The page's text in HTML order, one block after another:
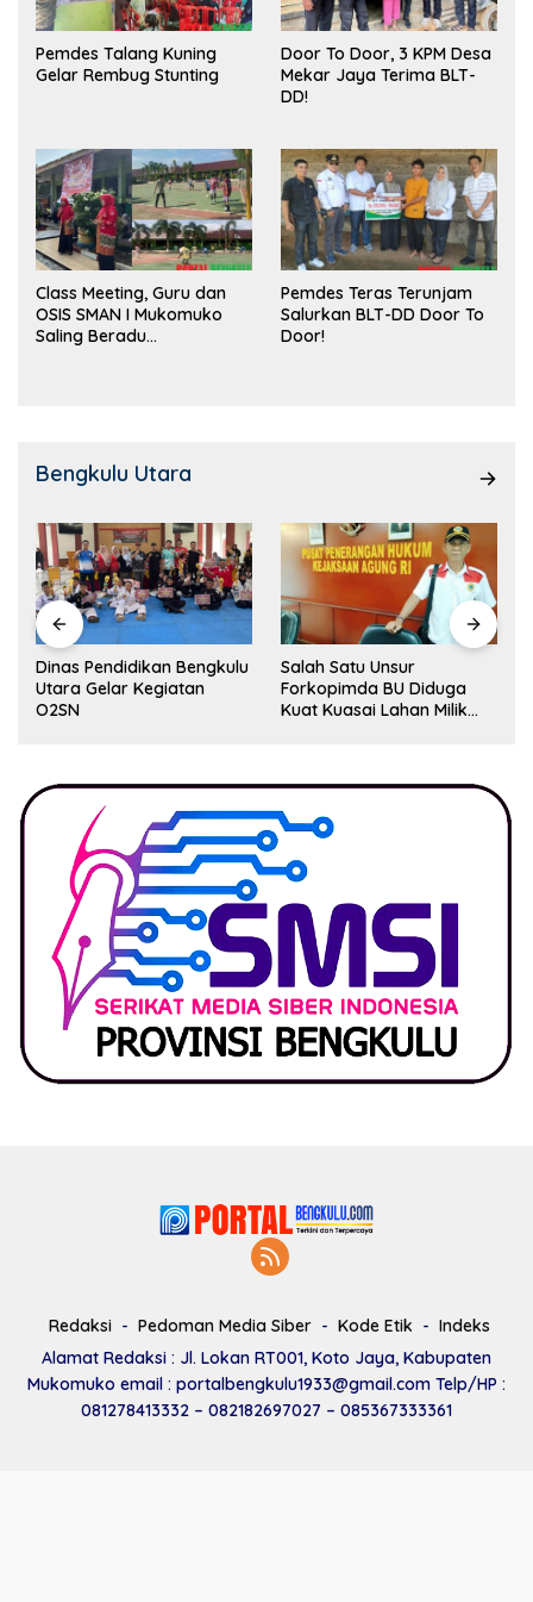
Pemdes Talang Kuning
Gelar Rembug Stunting
Door To Door, 3 KPM Desa
Mekar Jaya Terima BLT-
DD!
Class Meeting, Guru dan
OSIS SMAN I Mukomuko
Saling Beradu
Pemdes Teras Terunjam
Salurkan BLT-DD Door To
Door!
Bengkulu Utara
Dinas Pendidikan Bengkulu
Utara Gelar Kegiatan
O2SN
Salah Satu Unsur
Forkopimda BU Diduga
Kuat Kuasai Lahan Milik
Redaksi Pedoman Media Siber Kode Etik
Indeks
Alamat Redaksi : Jl. Lokan RT001, Koto Jaya, Kabupaten
Mukomuko email : portalbengkulu1933@gmail.com Telp/HP :
081278413332 – 082182697027 – 085367333361